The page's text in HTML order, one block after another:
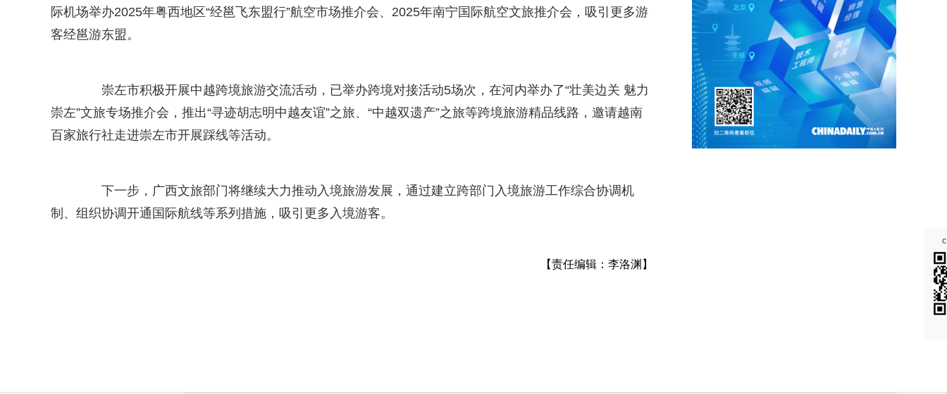
际机场举办2025年粤西地区“经邕飞东盟行”航空市场推介会、2025年南宁国际航空文旅推介会，吸引更多游
客经邕游东盟。
崇左市积极开展中越跨境旅游交流活动，已举办跨境对接活动5场次，在河内举办了“壮美边关 魅力
崇左”文旅专场推介会，推出“寻迹胡志明中越友谊”之旅、“中越双遗产”之旅等跨境旅游精品线路，邀请越南
百家旅行社走进崇左市开展踩线等活动。
下一步，广西文旅部门将继续大力推动入境旅游发展，通过建立跨部门入境旅游工作综合协调机
制、组织协调开通国际航线等系列措施，吸引更多入境游客。
【责任编辑：李洛渊】